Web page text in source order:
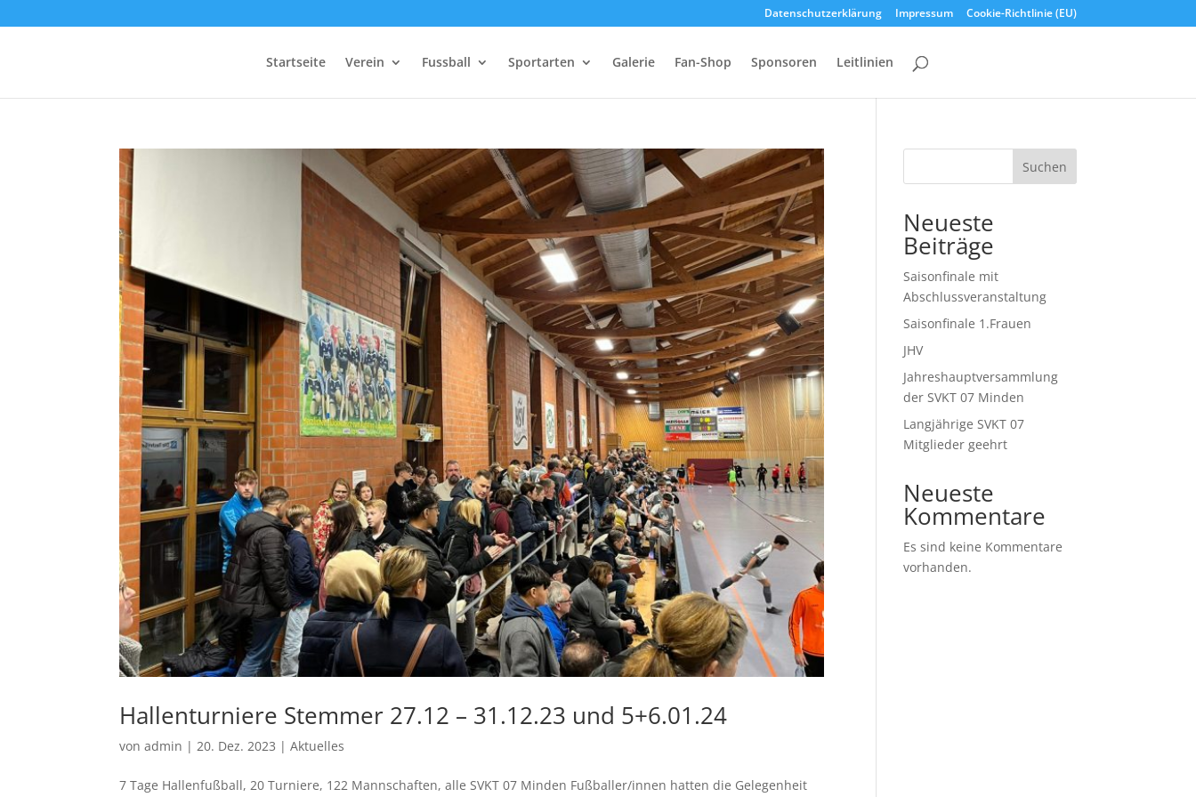
Datenschutzerklärung Impressum Cookie-Richtlinie (EU)
Startseite Verein Fussball Sportarten Galerie Fan-Shop Sponsoren Leitlinien
Hallenturniere Stemmer 27.12 – 31.12.23 und 5+6.01.24
vonadmin | 20. Dez. 2023 |Aktuelles
7 Tage Hallenfußball, 20 Turniere, 122 Mannschaften, alle SVKT 07 Minden Fußballer/innen hatten die Gelegenheit
Suchen
Neueste
Beiträge
Saisonfinale mit
Abschlussveranstaltung
Saisonfinale 1.Frauen
JHV
Jahreshauptversammlung
der SVKT 07 Minden
Langjährige SVKT 07
Mitglieder geehrt
Neueste
Kommentare
Es sind keine Kommentare
vorhanden.